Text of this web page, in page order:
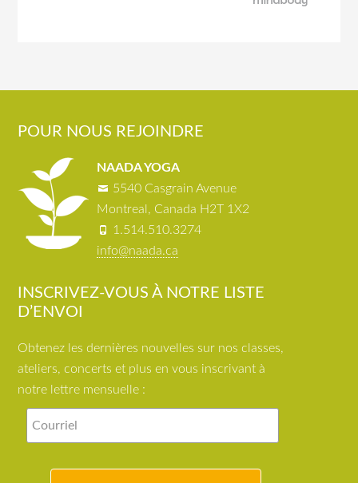
POUR NOUS REJOINDRE
NAADA YOGA
5540 Casgrain Avenue
Montreal, Canada H2T 1X2
1.514.510.3274
info@naada.ca
INSCRIVEZ-VOUS À NOTRE LISTE
D’ENVOI
Obtenez les dernières nouvelles sur nos classes,
ateliers, concerts et plus en vous inscrivant à
notre lettre mensuelle :